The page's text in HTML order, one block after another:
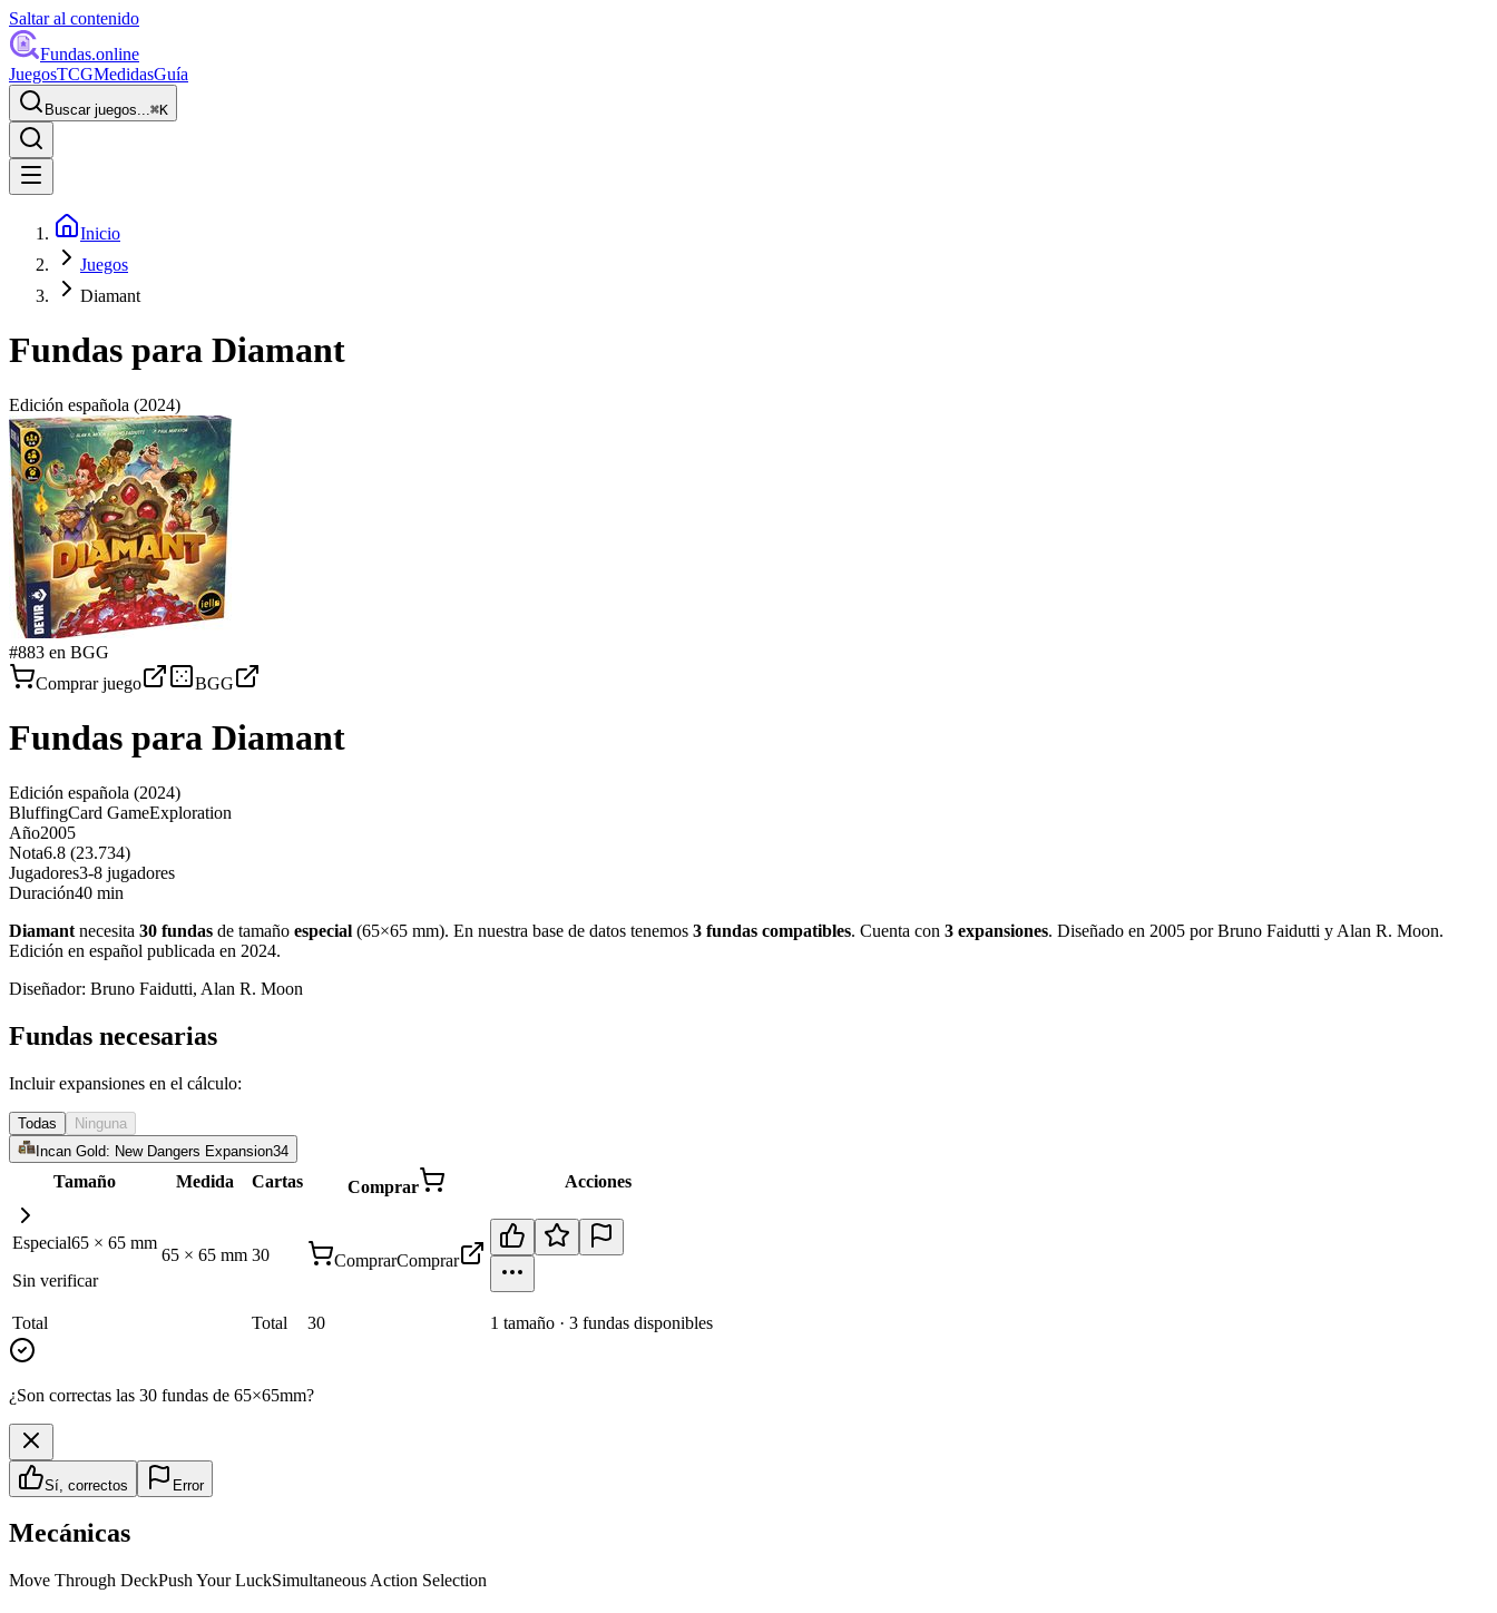
Saltar al contenido
Fundas.online
JuegosTCGMedidasGuía
Buscar juegos...⌘K
Inicio
Juegos
Diamant
Fundas para Diamant
Edición española (2024)
#883 en BGG
Comprar juego
BGG
Fundas para Diamant
Edición española (2024)
BluffingCard GameExploration
Año2005
Nota6.8 (23.734)
Jugadores3-8 jugadores
Duración40 min
Diamant necesita 30 fundas de tamaño especial (65×65 mm). En nuestra base de datos tenemos 3 fundas compatibles. Cuenta con 3 expansiones. Diseñado en 2005 por Bruno Faidutti y Alan R. Moon.
Edición en español publicada en 2024.
Diseñador: Bruno Faidutti, Alan R. Moon
Fundas necesarias
Incluir expansiones en el cálculo:
Todas
Ninguna
Incan Gold: New Dangers Expansion34
Tamaño Medida Cartas Comprar Acciones
Especial65 × 65 mm
Sin verificar
65 × 65 mm 30 ComprarComprar
Total Total 30 1 tamaño · 3 fundas disponibles
¿Son correctas las 30 fundas de 65×65mm?
Sí, correctos Error
Mecánicas
Move Through DeckPush Your LuckSimultaneous Action Selection